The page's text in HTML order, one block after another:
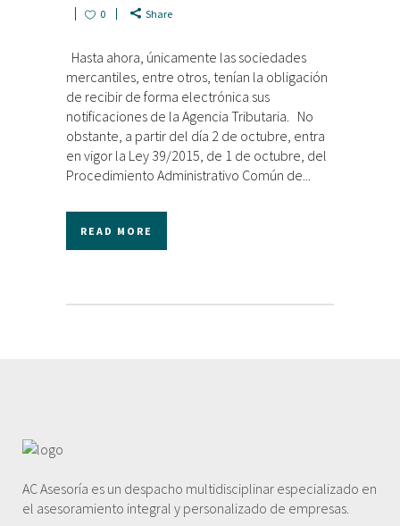
0
Share
Hasta ahora, únicamente las sociedades
mercantiles, entre otros, tenían la obligación
de recibir de forma electrónica sus
notificaciones de la Agencia Tributaria. No
obstante, a partir del día 2 de octubre, entra
en vigor la Ley 39/2015, de 1 de octubre, del
Procedimiento Administrativo Común de...
READ MORE
AC Asesoría es un despacho multidisciplinar especializado en
el asesoramiento integral y personalizado de empresas.